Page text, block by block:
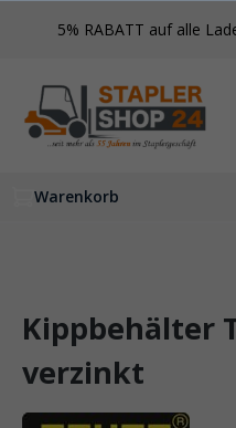
springen
5% RABATT auf alle
Warenkorb
Kippbehälter
verzinkt